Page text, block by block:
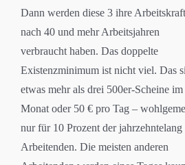
Dann werden diese 3 ihre Arbeitskraft
nach 40 und mehr Arbeitsjahren
verbraucht haben. Das doppelte
Existenzminimum ist nicht viel. Das
etwas mehr als drei 500er-Scheine im
Monat oder 50 € pro Tag –
nur für 10 Prozent der jahrzehntelang
Arbeitenden. Die meisten anderen